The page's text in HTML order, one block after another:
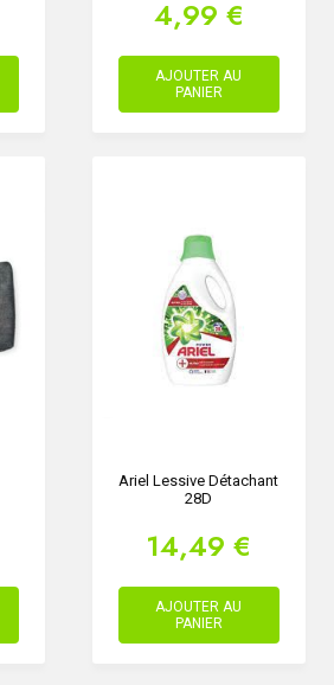
4,99 €
AJOUTER AU
PANIER
Ariel Lessive Détachant
28D
14,49 €
AJOUTER AU
PANIER